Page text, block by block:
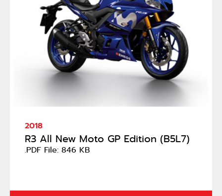
2018
R3 All New Moto GP Edition (B5L7)
.PDF File: 846 KB